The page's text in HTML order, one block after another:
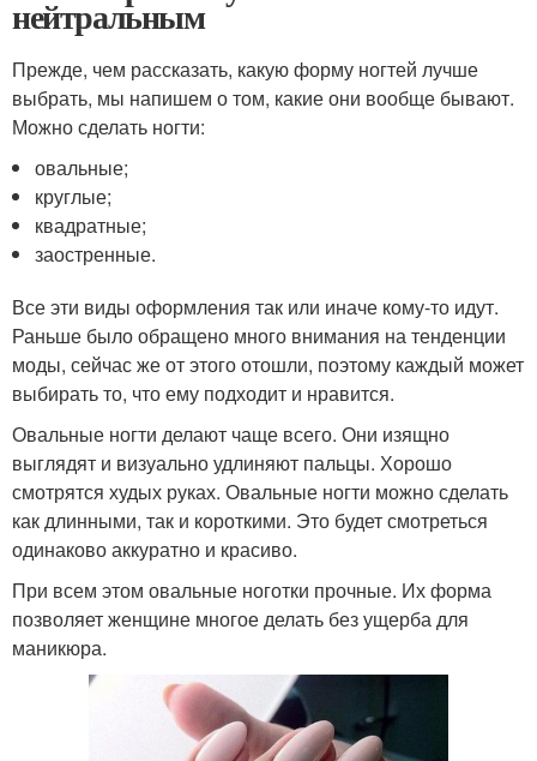
нейтральным
Прежде, чем рассказать, какую форму ногтей лучше
выбрать, мы напишем о том, какие они вообще бывают.
Можно сделать ногти:
овальные;
круглые;
квадратные;
заостренные.
Все эти виды оформления так или иначе кому-то идут.
Раньше было обращено много внимания на тенденции
моды, сейчас же от этого отошли, поэтому каждый может
выбирать то, что ему подходит и нравится.
Овальные ногти делают чаще всего. Они изящно
выглядят и визуально удлиняют пальцы. Хорошо
смотрятся худых руках. Овальные ногти можно сделать
как длинными, так и короткими. Это будет смотреться
одинаково аккуратно и красиво.
При всем этом овальные ноготки прочные. Их форма
позволяет женщине многое делать без ущерба для
маникюра.